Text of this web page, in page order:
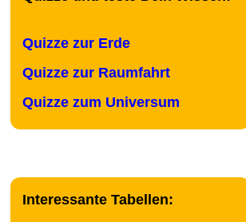
Quizze zur Erde
Quizze zur Raumfahrt
Quizze zum Universum
Interessante Tabellen: